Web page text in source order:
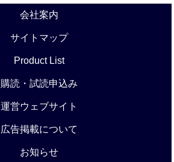
会社案内
サイトマップ
Product List
購読・試読申込み
運営ウェブサイト
広告掲載について
お知らせ